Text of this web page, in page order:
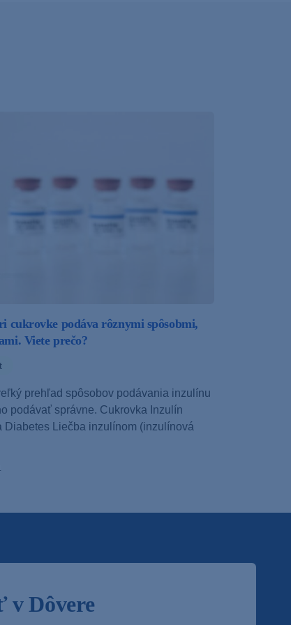
cukrovke podáva rôznymi spôsobmi,
Viete prečo?
prehľad spôsobov podávania inzulínu
podávať správne. Cukrovka Inzulín
Diabetes Liečba inzulínom (inzulínová
v Dôvere